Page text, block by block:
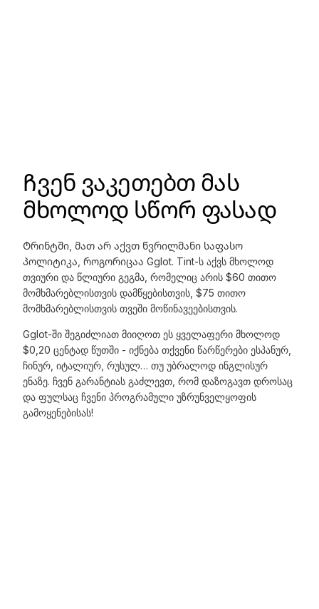
Ჩვენ ვაკეთებთ მას
მხოლოდ სწორ ფასად
Ტრინტში, მათ არ აქვთ წვრილმანი საფასო
პოლიტიკა, როგორიცაა Gglot. Tint-ს აქვს მხოლოდ
თვიური და წლიური გეგმა, რომელიც არის $60 თითო
მომხმარებლისთვის დამწყებისთვის, $75 თითო
მომხმარებლისთვის თვეში მოწინავეებისთვის.
Gglot-ში შეგიძლიათ მიიღოთ ეს ყველაფერი მხოლოდ
$0,20 ცენტად წუთში - იქნება თქვენი წარწერები ესპანურ,
ჩინურ, იტალიურ, რუსულ… თუ უბრალოდ ინგლისურ
ენაზე. ჩვენ გარანტიას გაძლევთ, რომ დაზოგავთ დროსაც
და ფულსაც ჩვენი პროგრამული უზრუნველყოფის
გამოყენებისას!